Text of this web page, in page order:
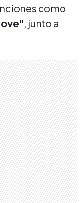
como
, junto a